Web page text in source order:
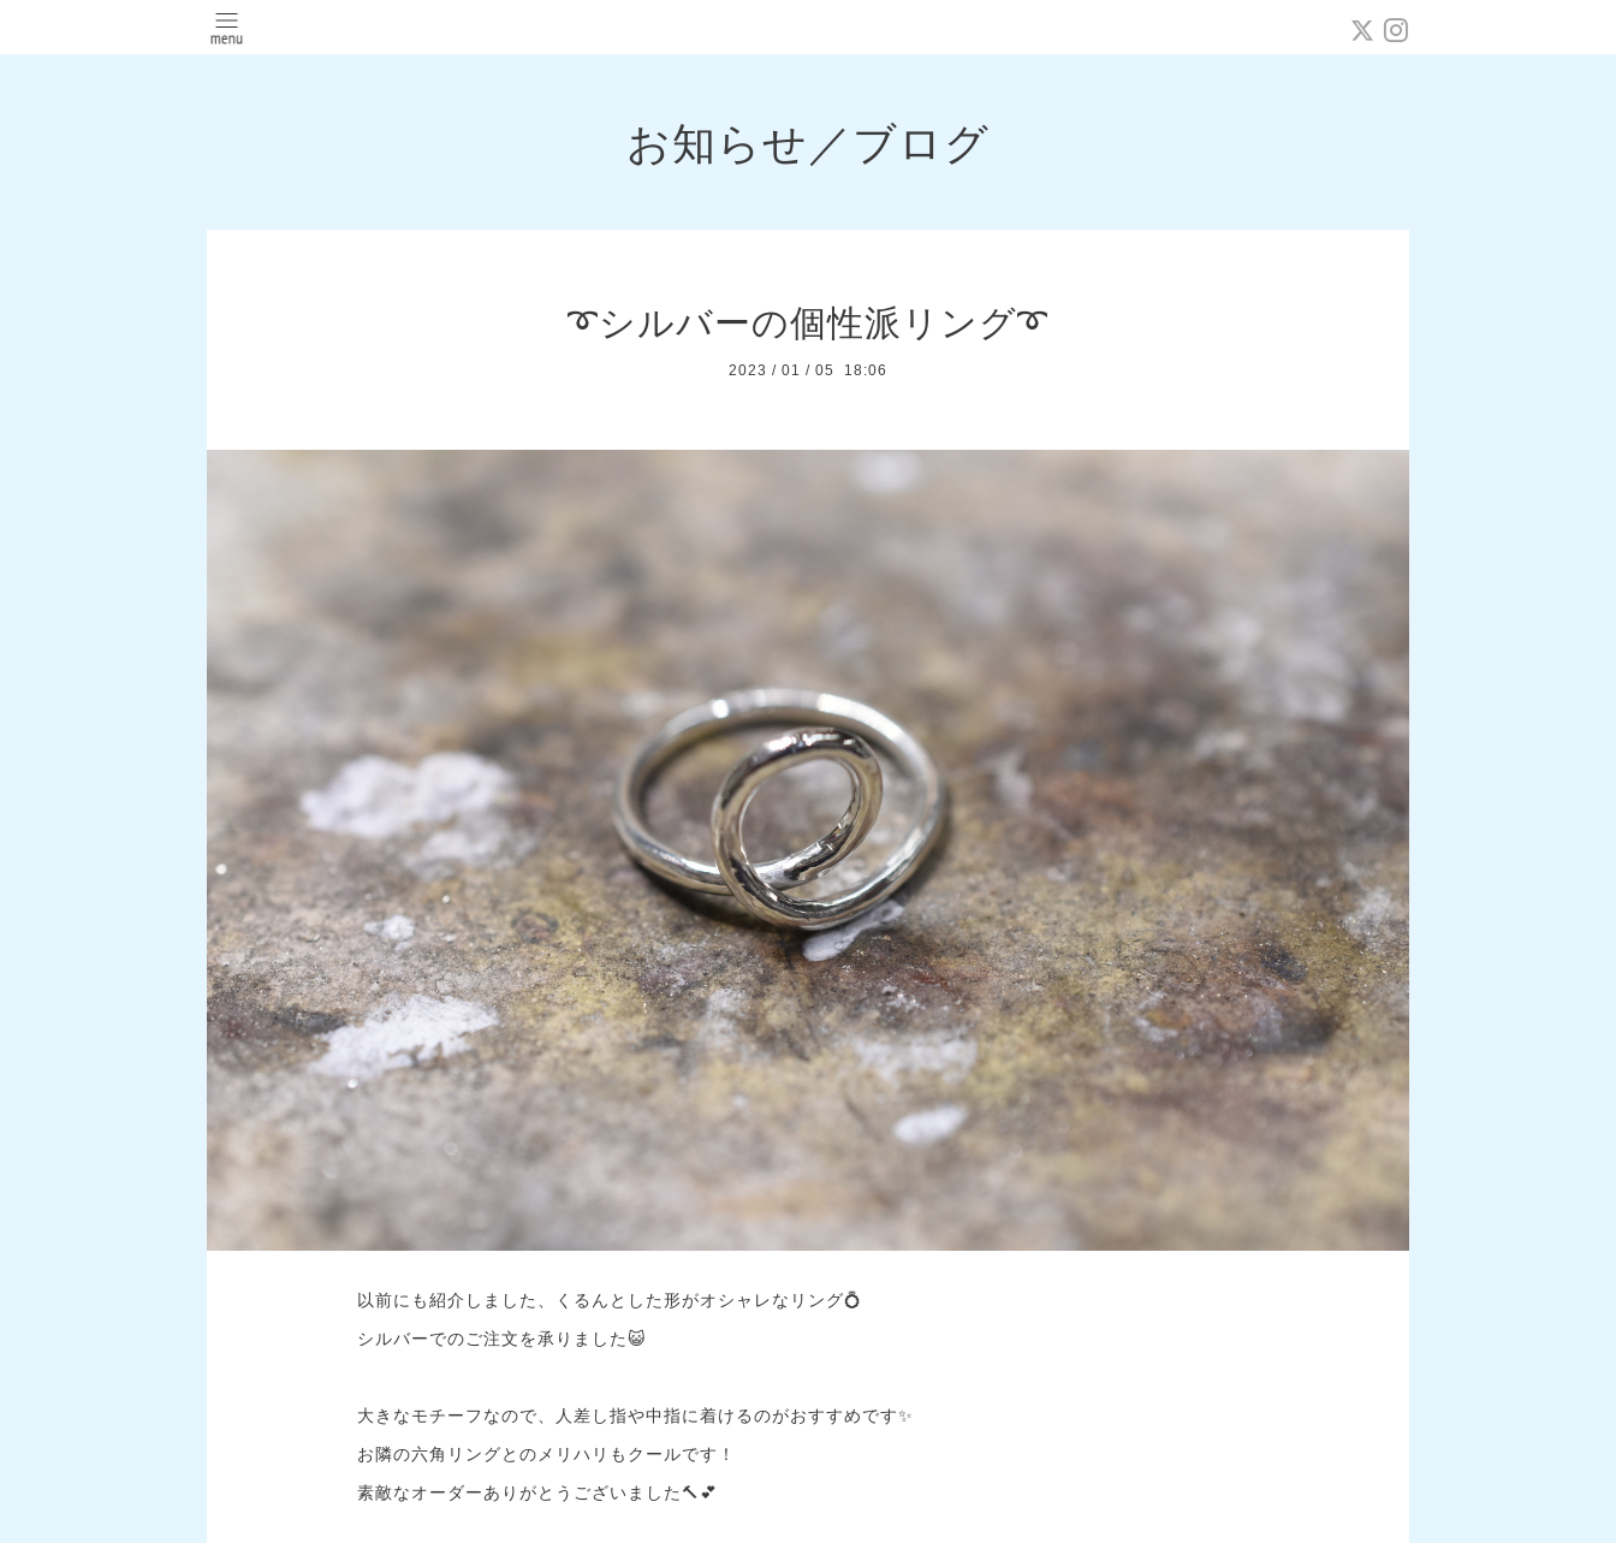
お知らせ／ブログ
➰シルバーの個性派リング➰
2023 / 01 / 05 18:06
以前にも紹介しました、くるんとした形がオシャレなリング💍
シルバーでのご注文を承りました😺
大きなモチーフなので、人差し指や中指に着けるのがおすすめです✨
お隣の六角リングとのメリハリもクールです！
素敵なオーダーありがとうございました🔨💕